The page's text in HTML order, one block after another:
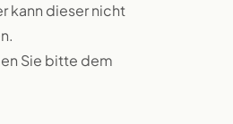
kann dieser nicht
Sie bitte dem